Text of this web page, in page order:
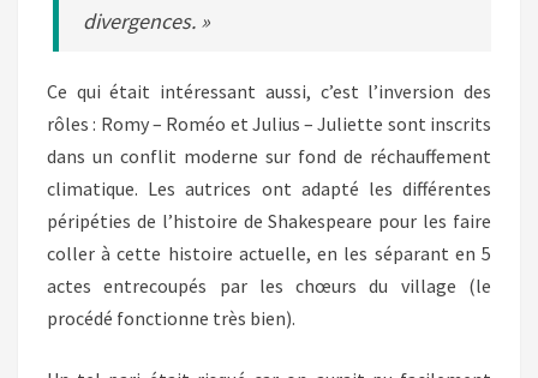
divergences. »
Ce qui était intéressant aussi, c’est l’inversion des
rôles : Romy – Roméo et Julius – Juliette sont inscrits
dans un conflit moderne sur fond de réchauffement
climatique. Les autrices ont adapté les différentes
péripéties de l’histoire de Shakespeare pour les faire
coller à cette histoire actuelle, en les séparant en 5
actes entrecoupés par les chœurs du village (le
procédé fonctionne très bien).